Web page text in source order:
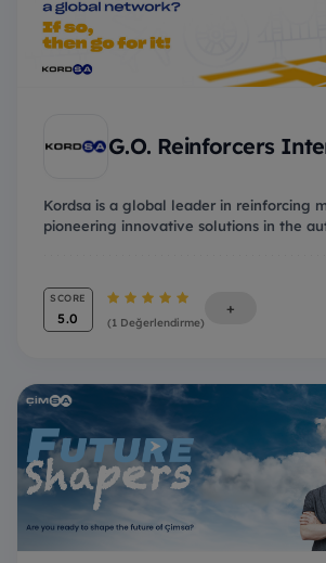
G.O. Reinforcers
Kordsa is a global leader in reinforcing
pioneering innovative solutions in the
SCORE
5.0 (1 Değerlendirme)
+